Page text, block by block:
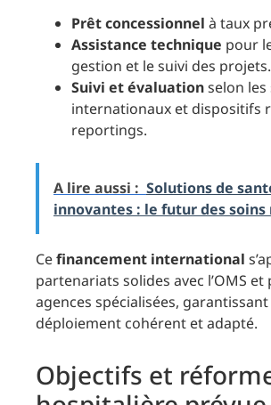
Prêt concessionnel à taux
Assistance technique pour
gestion et le suivi des projets.
Suivi et évaluationselon
internationaux et dispositifs
reportings.
A lire aussi : Solutions de
innovantes : le futur des soins
Cefinancement international
partenariats solides avec l’OMS et
agences spécialisées,
déploiement cohérent et adapté.
Objectifs et